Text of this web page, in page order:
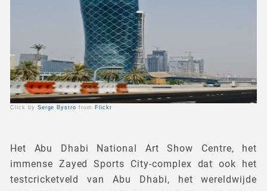
Click by Serge Bystro from Flickr
Het Abu Dhabi National Art Show Centre, het
immense Zayed Sports City-complex dat ook het
testcricketveld van Abu Dhabi, het wereldwijde